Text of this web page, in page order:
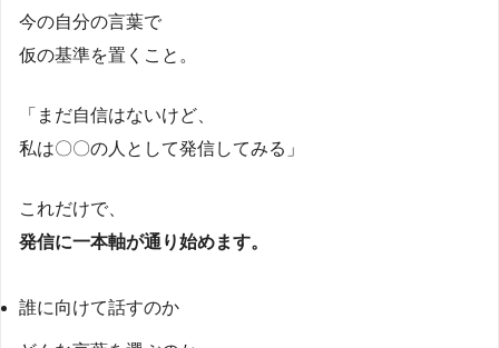
今の自分の言葉で
仮の基準を置くこと。
「まだ自信はないけど、
私は〇〇の人として発信してみる」
これだけで、
発信に一本軸が通り始めます。
誰に向けて話すのか